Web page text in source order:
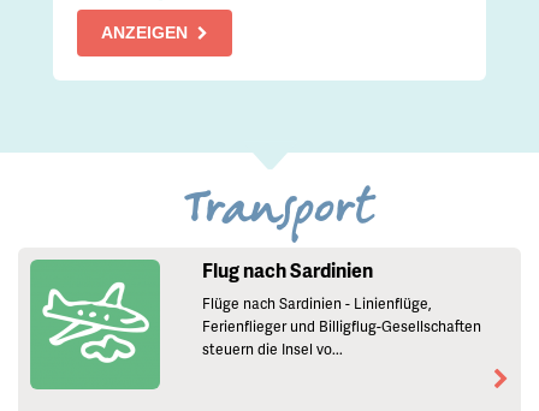
ANZEIGEN
Transport
Flug nach Sardinien
Flüge nach Sardinien - Linienflüge,
Ferienflieger und Billigflug-Gesellschaften
steuern die Insel vo...